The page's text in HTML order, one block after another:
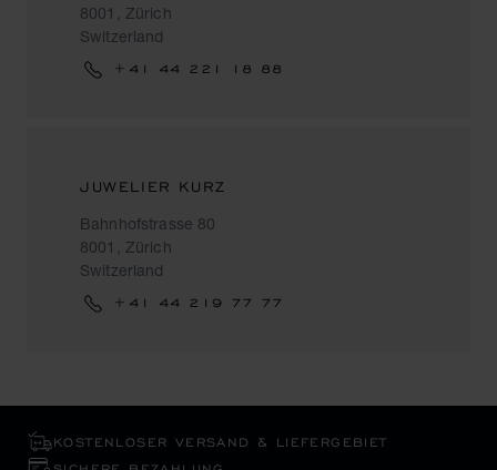
8001, Zürich
Switzerland
+41 44 221 18 88
JUWELIER KURZ
Bahnhofstrasse 80
8001, Zürich
Switzerland
+41 44 219 77 77
KOSTENLOSER VERSAND & LIEFERGEBIET